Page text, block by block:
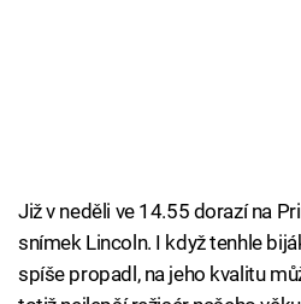
Již v neděli ve 14.55 dorazí na
snímek Lincoln. I když tenhle
spíše propadl, na jeho kvalitu